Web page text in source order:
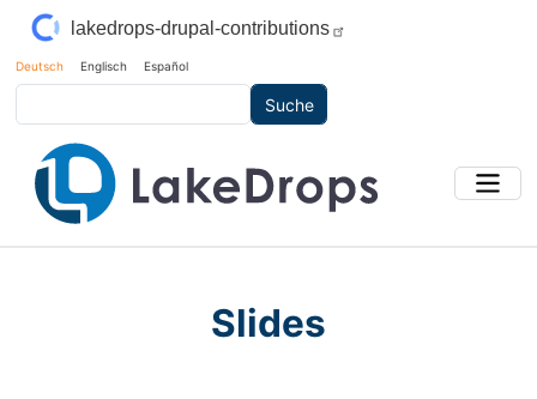
Direkt zum Inhalt
lakedrops-drupal-contributions
Deutsch Englisch Español
Slides